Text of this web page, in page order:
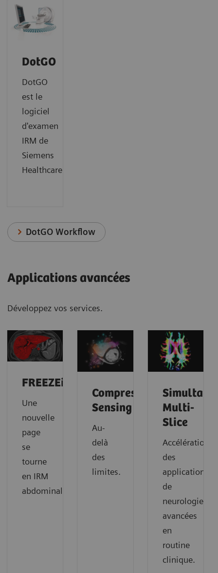
DotGO
DotGO
est le
logiciel
d'examen
IRM de
Siemens
Healthcare.
DotGO Workflow
Applications avancées
Développez vos services.
FREEZEit
Une
nouvelle
page
se
tourne
en IRM
abdominale.
Compressed
Sensing
Au-
delà
des
limites.
Multi-
Slice
Accélération
des
applications
de
neurologie
avancées
en
routine
clinique.